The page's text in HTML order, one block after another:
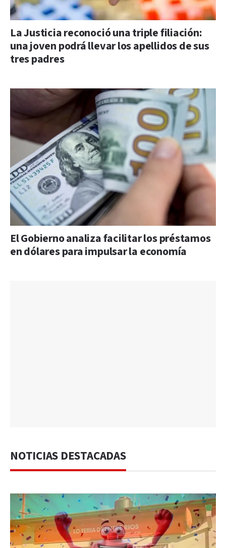
La Justicia reconoció una triple filiación:
una joven podrá llevar los apellidos de sus
tres padres
El Gobierno analiza facilitar los préstamos
en dólares para impulsar la economía
NOTICIAS DESTACADAS